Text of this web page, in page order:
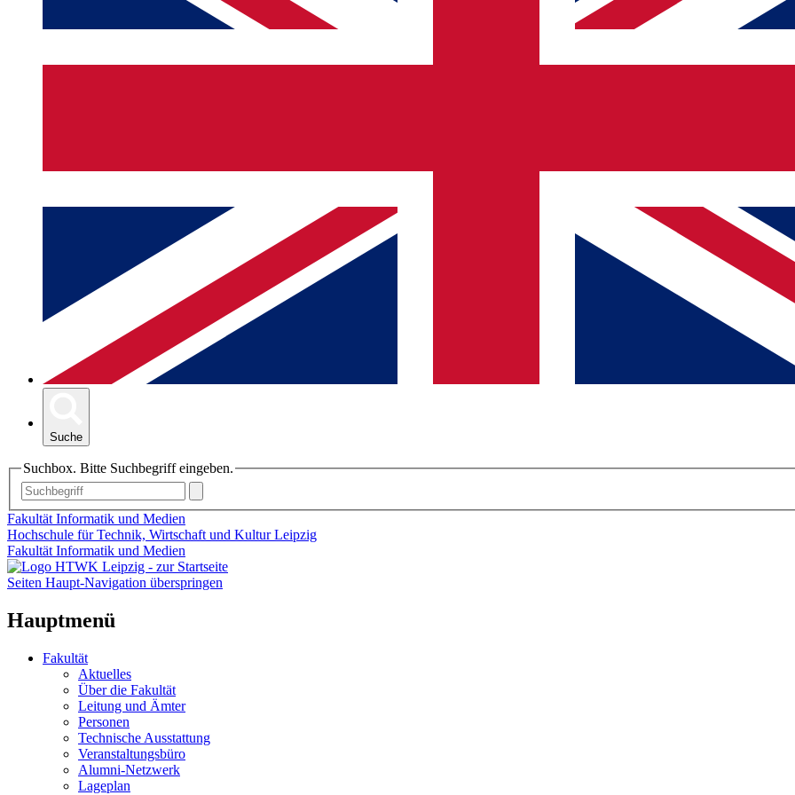
Suche
Suchbox. Bitte Suchbegriff eingeben.
Fakultät Informatik und Medien
Hochschule für Technik, Wirtschaft und Kultur Leipzig
Fakultät Informatik und Medien
Seiten Haupt-Navigation überspringen
Hauptmenü
Fakultät
Aktuelles
Über die Fakultät
Leitung und Ämter
Personen
Technische Ausstattung
Veranstaltungsbüro
Alumni-Netzwerk
Lageplan